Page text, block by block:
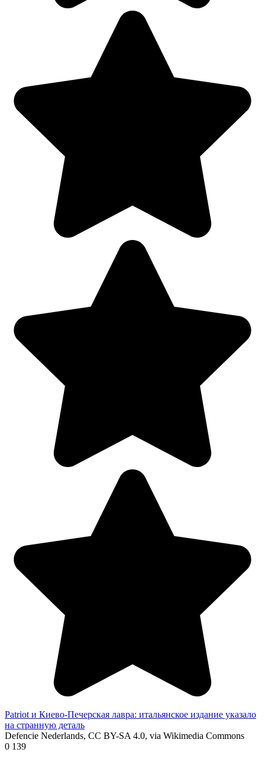
Patriot и Киево-Печерская лавра: итальянское издание указало
на странную деталь
Defencie Nederlands, CC BY-SA 4.0, via Wikimedia Commons
0 139